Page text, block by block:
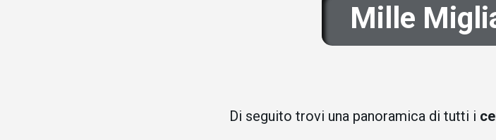
Mille
Di seguito trovi una panoramica di tutti i